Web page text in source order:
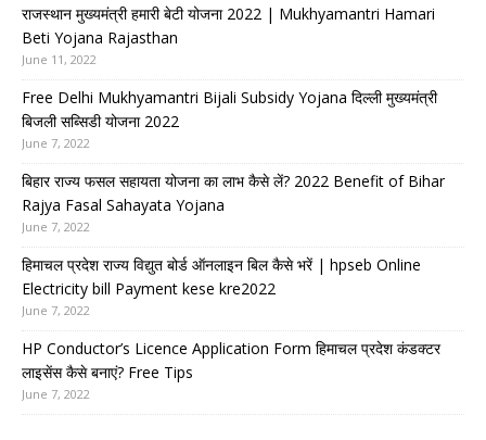
राजस्थान मुख्यमंत्री हमारी बेटी योजना 2022 | Mukhyamantri Hamari
Beti Yojana Rajasthan
June 11, 2022
Free Delhi Mukhyamantri Bijali Subsidy Yojana दिल्ली मुख्यमंत्री
बिजली सब्सिडी योजना 2022
June 7, 2022
बिहार राज्य फसल सहायता योजना का लाभ कैसे लें? 2022 Benefit of Bihar
Rajya Fasal Sahayata Yojana
June 7, 2022
हिमाचल प्रदेश राज्य विद्युत बोर्ड ऑनलाइन बिल कैसे भरें | hpseb Online
Electricity bill Payment kese kre2022
June 7, 2022
HP Conductor’s Licence Application Form हिमाचल प्रदेश कंडक्टर
लाइसेंस कैसे बनाएं? Free Tips
June 7, 2022